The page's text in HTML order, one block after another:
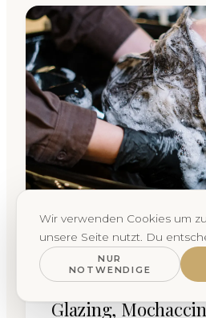
Haarfarben Trends
Glazing,
Wir verwenden Cookies um
unsere Seite nutzt. Du
NUR
NOTWENDIGE